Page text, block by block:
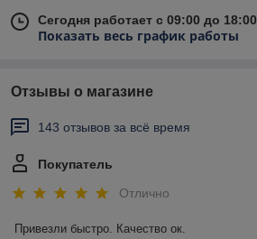
Сегодня работает с 09:00 до 18:00
Показать весь график работы
Отзывы о магазине
143 отзывов за всё время
Покупатель
Отлично
Привезли быстро. Качество ок.